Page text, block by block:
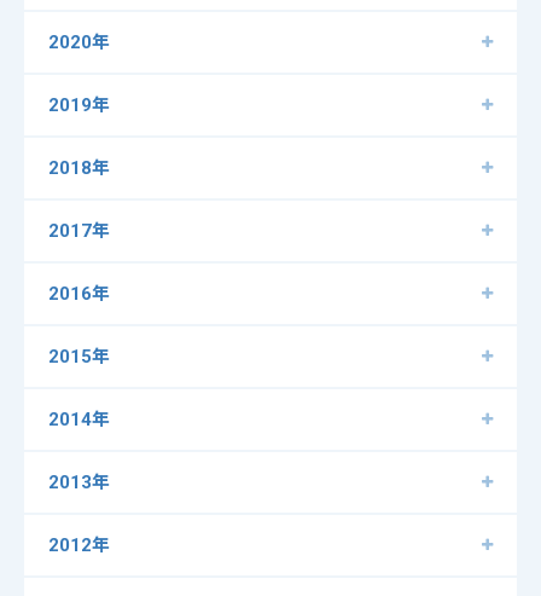
2020年
2019年
2018年
2017年
2016年
2015年
2014年
2013年
2012年